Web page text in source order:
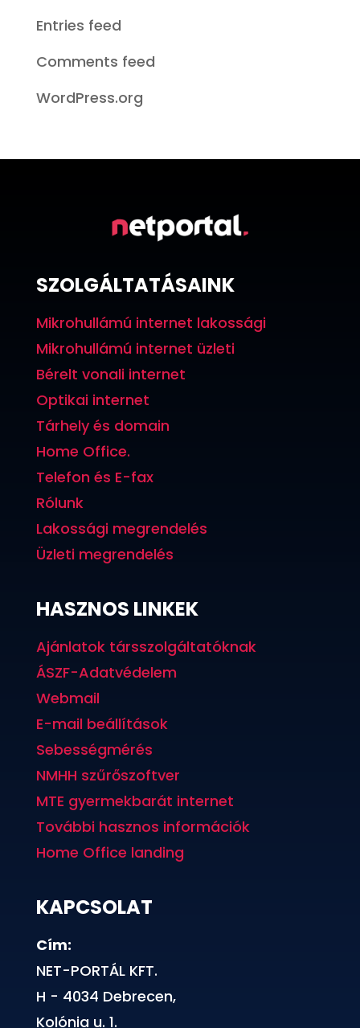
Entries feed
Comments feed
WordPress.org
SZOLGÁLTATÁSAINK
Mikrohullámú internet lakossági
Mikrohullámú internet üzleti
Bérelt vonali internet
Optikai internet
Tárhely és domain
Home Office.
Telefon és E-fax
Rólunk
Lakossági megrendelés
Üzleti megrendelés
HASZNOS LINKEK
Ajánlatok társszolgáltatóknak
ÁSZF-Adatvédelem
Webmail
E-mail beállítások
Sebességmérés
NMHH szűrőszoftver
MTE gyermekbarát internet
További hasznos információk
Home Office landing
KAPCSOLAT
Cím:
NET-PORTÁL KFT.
H - 4034 Debrecen,
Kolónia u. 1.